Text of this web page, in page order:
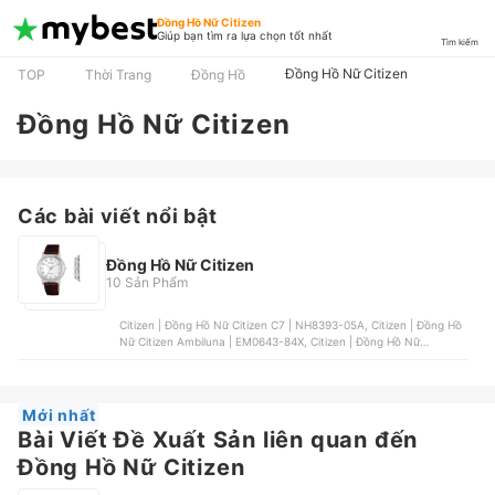
Đồng Hồ Nữ Citizen
Giúp bạn tìm ra lựa chọn tốt nhất
Tìm kiếm
TOP Thời Trang Đồng Hồ Đồng Hồ Nữ Citizen
Đồng Hồ Nữ Citizen
Các bài viết nổi bật
Đồng Hồ Nữ Citizen
10 Sản Phẩm
Citizen | Đồng Hồ Nữ Citizen C7 | NH8393-05A, Citizen | Đồng Hồ
Nữ Citizen Ambiluna | EM0643-84X, Citizen | Đồng Hồ Nữ
Mới nhất
Bài Viết Đề Xuất Sản liên quan đến
Đồng Hồ Nữ Citizen